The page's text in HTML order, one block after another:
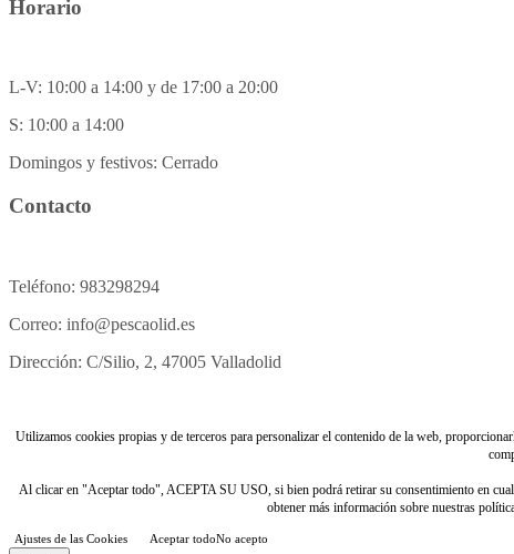
Horario
L-V: 10:00 a 14:00 y de 17:00 a 20:00
S: 10:00 a 14:00
Domingos y festivos: Cerrado
Contacto
Teléfono: 983298294
Correo: info@pescaolid.es
Dirección: C/Silio, 2, 47005 Valladolid
Utilizamos cookies propias y de terceros para personalizar el contenido de la web,
Al clicar en "Aceptar todo", ACEPTA SU USO, si bien podrá retirar su consentimiento en
obtener más información sobre nuestras
Ajustes de las Cookies Aceptar todoNo acepto